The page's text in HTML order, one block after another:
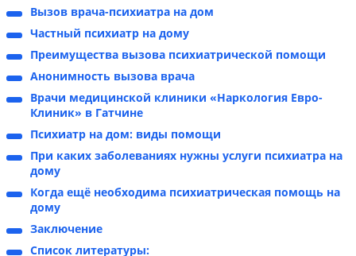
Вызов врача-психиатра на дом
Частный психиатр на дому
Преимущества вызова психиатрической помощи
Анонимность вызова врача
Врачи медицинской клиники «Наркология Евро-
Клиник» в Гатчине
Психиатр на дом: виды помощи
При каких заболеваниях нужны услуги психиатра на
дому
Когда ещё необходима психиатрическая помощь на
дому
Заключение
Список литературы: